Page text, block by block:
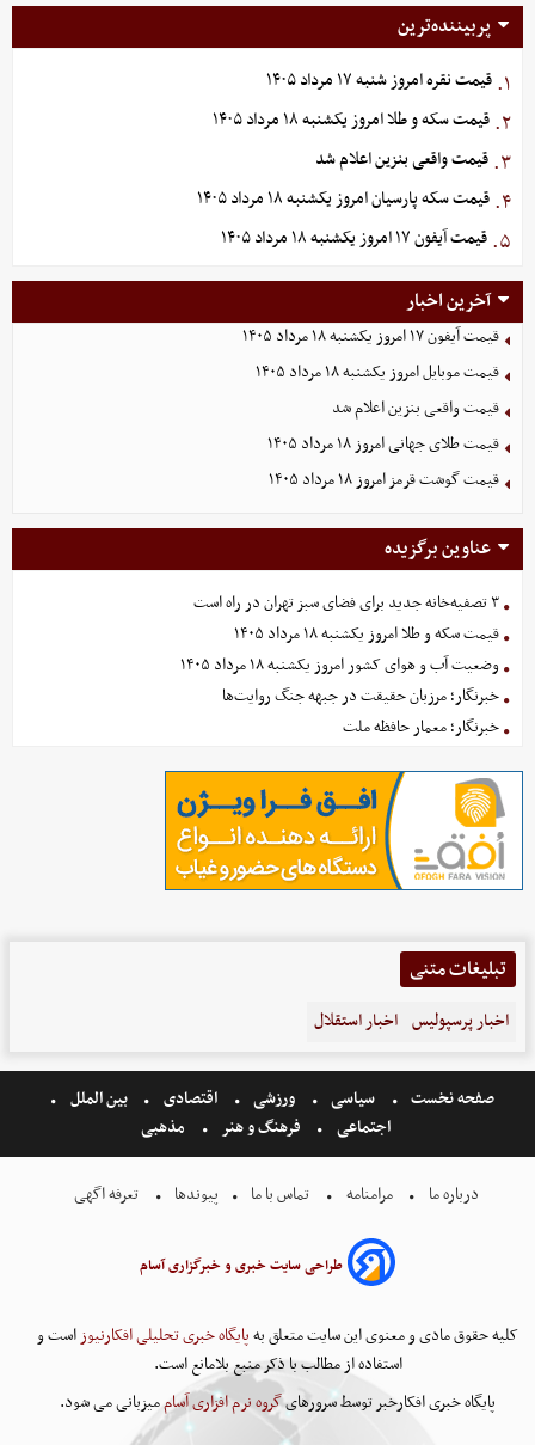
پربیننده‌ترین
۱. قیمت نقره امروز شنبه ۱۷ مرداد ۱۴۰۵
۲. قیمت سکه و طلا امروز یکشنبه ۱۸ مرداد ۱۴۰۵
۳. قیمت واقعی بنزین اعلام شد
۴. قیمت سکه پارسیان امروز یکشنبه ۱۸ مرداد ۱۴۰۵
۵. قیمت آیفون ۱۷ امروز یکشنبه ۱۸ مرداد ۱۴۰۵
آخرین اخبار
قیمت آیفون ۱۷ امروز یکشنبه ۱۸ مرداد ۱۴۰۵
قیمت موبایل‌ امروز یکشنبه ۱۸ مرداد ۱۴۰۵
قیمت واقعی بنزین اعلام شد
قیمت طلای جهانی امروز ۱۸ مرداد ۱۴۰۵
قیمت گوشت قرمز امروز ۱۸ مرداد ۱۴۰۵
عناوین برگزیده
۳ تصفیه‌خانه جدید برای فضای سبز تهران در راه است
قیمت سکه و طلا امروز یکشنبه ۱۸ مرداد ۱۴۰۵
وضعیت آب و هوای کشور امروز یکشنبه ۱۸ مرداد ۱۴۰۵
خبرنگار؛ مرزبان حقیقت در جبهه جنگ روایت‌ها
خبرنگار؛ معمار حافظه ملت
تبلیغات متنی
اخبار پرسپولیس اخبار استقلال
صفحه نخست سیاسی ورزشی اقتصادی
بین الملل
اجتماعی
فرهنگ و هنر مذهبی
درباره ما مرامنامه تماس با ما پیوندها تعرفه اگهی
طراحی سایت خبری و خبرگزاری آسام
کلیه حقوق مادی و معنوی این سایت متعلق بهپایگاه خبری تحلیلی افکارنیوزاست و
استفاده از مطالب با ذکر منبع بلامانع است.
پایگاه خبری افکارخبر توسط سرورهایگروه نرم افزاری آساممیزبانی می شود.